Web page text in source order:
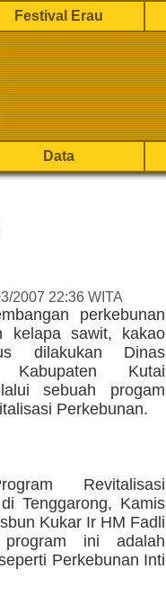
Festival Erau
Data
2007 22:36 WITA
perkebunan
kelapa sawit, kakao
dilakukan Dinas
Kabupaten Kutai
sebuah progam
Perkebunan.
Revitalisasi
Tenggarong, Kamis
Kukar Ir HM Fadli
ini adalah
Perkebunan Inti